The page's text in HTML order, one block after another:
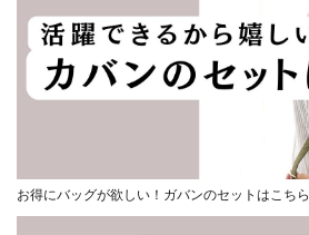
お得にバッグが欲しい！ガバンのセットはこちら